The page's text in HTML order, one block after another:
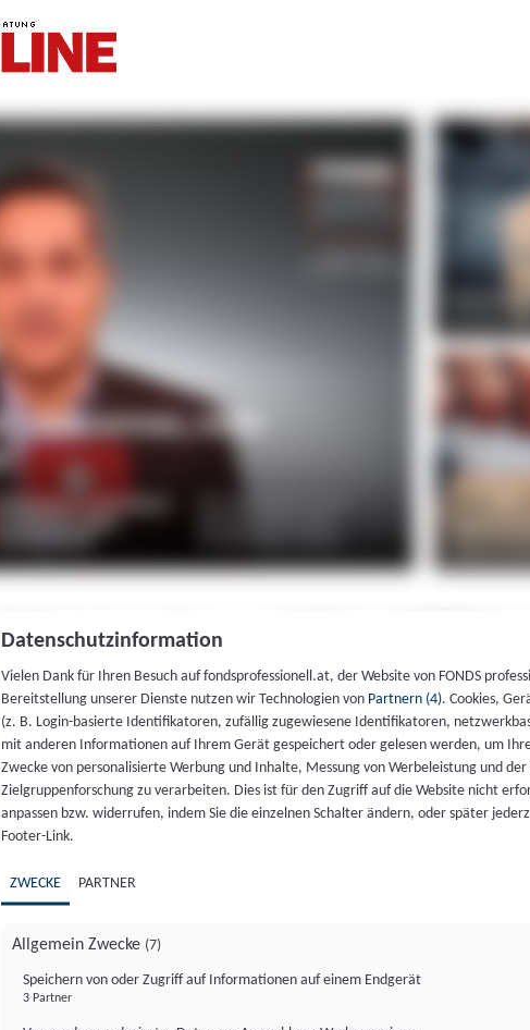
Datenschutzinformation
Vielen Dank für Ihren Besuch auf fondsprofessionell.at, der Website von FONDS
Bereitstellung unserer Dienste nutzen wir Technologien von Partnern (4). Cookies,
(z. B. Login-basierte Identifikatoren, zufällig zugewiesene Identifikatoren,
mit anderen Informationen auf Ihrem Gerät gespeichert oder gelesen werden, um
Zwecke von personalisierte Werbung und Inhalte, Messung von Werbeleistung und
Zielgruppenforschung zu verarbeiten. Dies ist für den Zugriff auf die Website nicht
anpassen bzw. widerrufen, indem Sie die einzelnen Schalter ändern, oder später
Footer-Link.
ZWECKE PARTNER
Allgemein Zwecke (7)
Speichern von oder Zugriff auf Informationen auf einem Endgerät
3 Partner